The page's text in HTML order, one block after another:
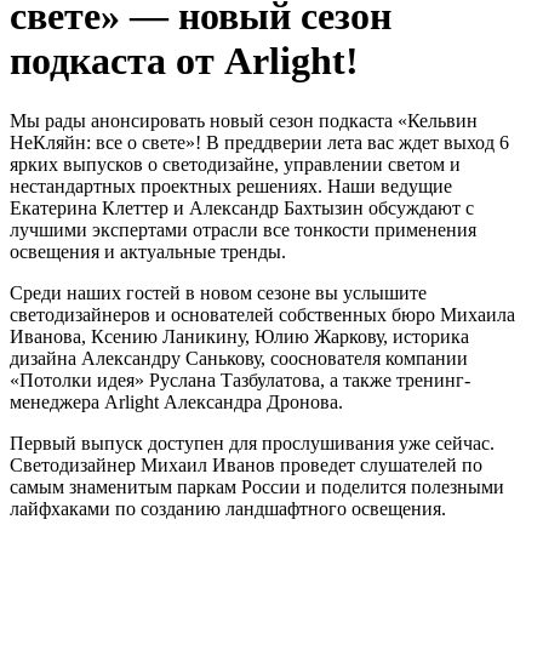
свете» — новый сезон
подкаста от Arlight!
Мы рады анонсировать новый сезон подкаста «Кельвин
НеКляйн: все о свете»! В преддверии лета вас ждет выход 6
ярких выпусков о светодизайне, управлении светом и
нестандартных проектных решениях. Наши ведущие
Екатерина Клеттер и Александр Бахтызин обсуждают с
лучшими экспертами отрасли все тонкости применения
освещения и актуальные тренды.
Среди наших гостей в новом сезоне вы услышите
светодизайнеров и основателей собственных бюро Михаила
Иванова, Ксению Ланикину, Юлию Жаркову, историка
дизайна Александру Санькову, сооснователя компании
«Потолки идея» Руслана Тазбулатова, а также тренинг-
менеджера Arlight Александра Дронова.
Первый выпуск доступен для прослушивания уже сейчас.
Светодизайнер Михаил Иванов проведет слушателей по
самым знаменитым паркам России и поделится полезными
лайфхаками по созданию ландшафтного освещения.